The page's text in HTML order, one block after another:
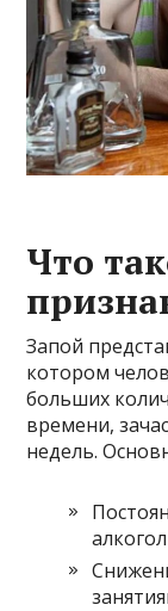
Что
Запой
котором
больших
времени,
недель.